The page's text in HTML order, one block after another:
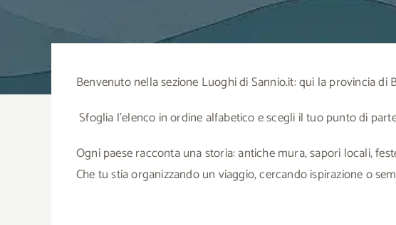
Benvenuto nella sezione Luoghi di Sannio.it: qui la provincia
Sfoglia l’elenco in ordine alfabetico e scegli il tuo punto di
Ogni paese racconta una storia: antiche mura, sapori locali,
Che tu stia organizzando un viaggio, cercando ispirazione o